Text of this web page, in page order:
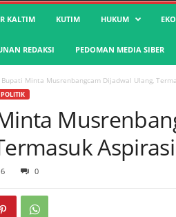
KALTIM KUTIM HUKUM
REDAKSI PEDOMAN MEDIA SIBER
Bupati Minta Musrenbangcam Dijadwal Ulang,
POLITIK
Aspirasi
0